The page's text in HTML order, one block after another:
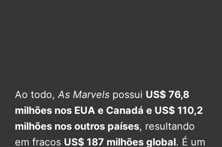
Ao todo,As Marvels possui US$ 76,8
milhões nos EUA e Canadá e US$ 110,2
milhões nos outros países, resultando
em fracos US$ 187 milhões global. É um